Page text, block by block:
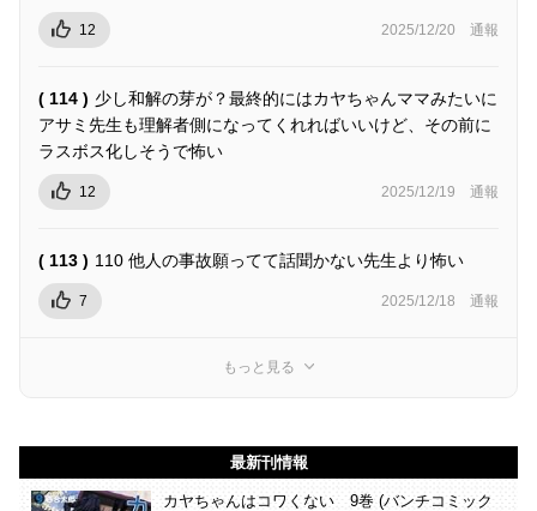
12 2025/12/20 通報
( 114 ) 少し和解の芽が？最終的にはカヤちゃんママみたいに
アサミ先生も理解者側になってくれればいいけど、その前に
ラスボス化しそうで怖い
12 2025/12/19 通報
( 113 ) 110 他人の事故願ってて話聞かない先生より怖い
7 2025/12/18 通報
もっと見る
最新刊情報
カヤちゃんはコワくない 9巻 (バンチコミック